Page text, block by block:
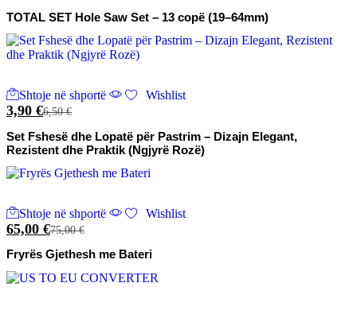
TOTAL SET Hole Saw Set – 13 copë (19–64mm)
Shtoje në shportë Wishlist
3,90 €6,50€
Set Fshesë dhe Lopatë për Pastrim – Dizajn Elegant,
Rezistent dhe Praktik (Ngjyrë Rozë)
Shtoje në shportë Wishlist
65,00 €75,00€
Fryrës Gjethesh me Bateri